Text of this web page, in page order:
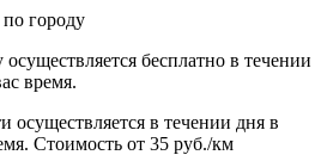
городу
бесплатно в течении
время.
осуществляется в течении дня в
Стоимость от 35 руб./км